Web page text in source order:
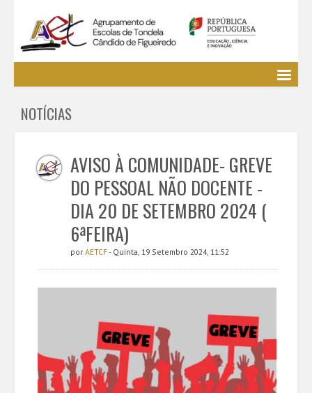
EE / Alunos
Cursos Profissionais
Bibliotecas
Media AETCF
Utilizador não identificado. (
NOTÍCIAS
AVISO À COMUNIDADE- GREVE
DO PESSOAL NÃO DOCENTE -
DIA 20 DE SETEMBRO 2024 (
6ªFEIRA)
por AETCF- Quinta, 19 Setembro 2024, 11:52